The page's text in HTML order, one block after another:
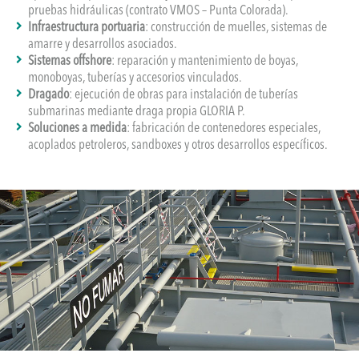
pruebas hidráulicas (contrato VMOS – Punta Colorada).
Infraestructura portuaria: construcción de muelles, sistemas de
amarre y desarrollos asociados.
Sistemas offshore: reparación y mantenimiento de boyas,
monoboyas, tuberías y accesorios vinculados.
Dragado: ejecución de obras para instalación de tuberías
submarinas mediante draga propia GLORIA P.
Soluciones a medida: fabricación de contenedores especiales,
acoplados petroleros, sandboxes y otros desarrollos específicos.